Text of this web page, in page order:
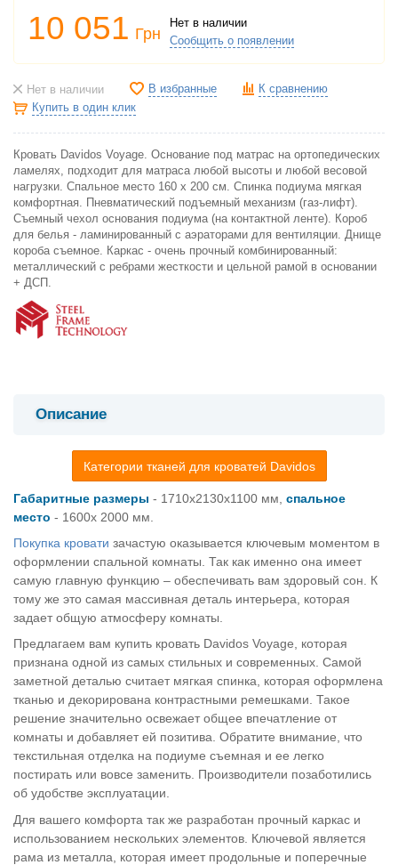
10 051 Грн
Нет в наличии
Сообщить о появлении
Нет в наличии В избранные
К сравнению
Купить в один клик
Кровать Davidos Voyage. Основание под матрас на ортопедических
ламелях, подходит для матраса любой высоты и любой весовой
нагрузки. Спальное место 160 х 200 см. Спинка подиума мягкая
комфортная. Пневматический подъемный механизм (газ-лифт).
Съемный чехол основания подиума (на контактной ленте). Короб
для белья - ламинированный с аэраторами для вентиляции. Днище
короба съемное. Каркас - очень прочный комбинированный:
металлический с ребрами жесткости и цельной рамой в основании
+ ДСП.
Описание
Категории тканей для кроватей Davidos
Габаритные размеры - 1710x2130x1100 мм, спальное
место - 1600х 2000 мм.
Покупка кровати зачастую оказывается ключевым моментом в
оформлении спальной комнаты. Так как именно она имеет
самую главную функцию – обеспечивать вам здоровый сон. К
тому же это самая массивная деталь интерьера, которая
задает общую атмосферу комнаты.
Предлагаем вам купить кровать Davidos Voyage, которая
признана одной из самых стильных и современных. Самой
заметной деталью считает мягкая спинка, которая оформлена
тканью и декорирована контрастными ремешками. Такое
решение значительно освежает общее впечатление от
комнаты и добавляет ей позитива. Обратите внимание, что
текстильная отделка на подиуме съемная и ее легко
постирать или вовсе заменить. Производители позаботились
об удобстве эксплуатации.
Для вашего комфорта так же разработан прочный каркас и
использованием нескольких элементов. Ключевой является
рама из металла, которая имеет продольные и поперечные